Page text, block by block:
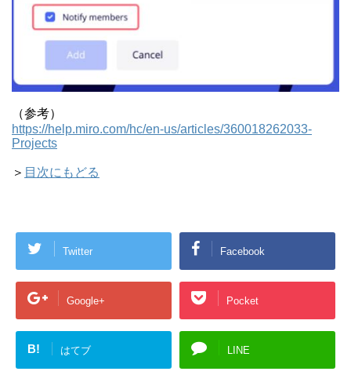
（参考）
https://help.miro.com/hc/en-us/articles/360018262033-
Projects
＞ 目次にもどる
Twitter Facebook
Google+ Pocket
B! はてブ LINE